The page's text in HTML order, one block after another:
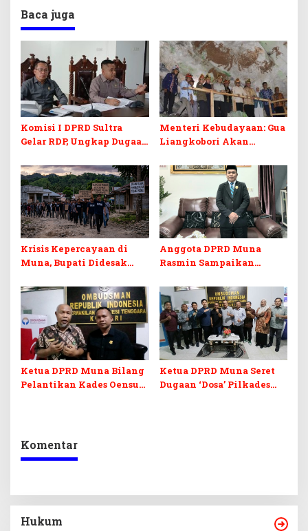
Baca juga
Komisi I DPRD Sultra
Gelar RDP, Ungkap Dugaan
Bermasalah di Muna
Menteri Kebudayaan: Gua
Liangkobori Akan
Budaya Nasional
Krisis Kepercayaan di
Muna, Bupati Didesak
Anggota DPRD Muna
Rasmin Sampaikan
ke HMI Cabang Raha
Ketua DPRD Muna Bilang
Pelantikan Kades Oensuli
Ketua DPRD Muna Seret
Dugaan ‘Dosa’ Pilkades
Komentar
Hukum